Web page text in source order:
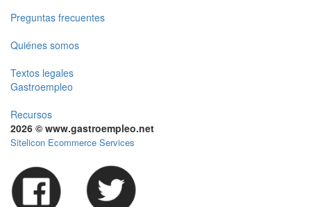
Preguntas frecuentes
Quiénes somos
Textos legales
Gastroempleo
Recursos
2026 © www.gastroempleo.net
Sitelicon Ecommerce Services